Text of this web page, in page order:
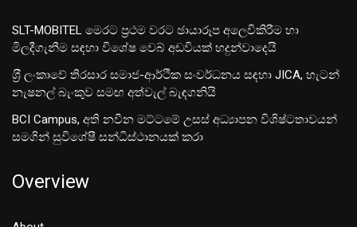
SLT-MOBITEL මෙරට ප්‍රථම වරට ඡායාරූප අලෙවිකිරීම හා
මිලදීගැනීම සඳහා විශේෂ වෙබ් අඩවියක් හදුන්වාදෙයි
ශ‍්‍රී ලංකාවේ තිරසාර සමාජ-ආර්ථික සංවර්ධනය සඳහා JICA, හැටන්
නැෂනල් බැංකුව සමඟ අත්වැල් බැඳගනියි
BCI Campus, අති නවීන මට්ටමේ උසස් අධ්‍යාපන විශිෂ්ටතාවයන්
සමගින් සුවිශේෂී සන්ධිස්ථානයක් කරා
Overview